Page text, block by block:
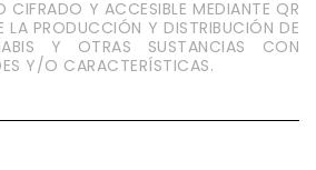
Y ACCESIBLE MEDIANTE QR
LA PRODUCCIÓN Y DISTRIBUCIÓN DE
Y OTRAS SUSTANCIAS CON
Y/O CARACTERÍSTICAS.